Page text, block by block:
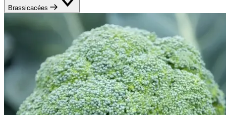
Brassicacées